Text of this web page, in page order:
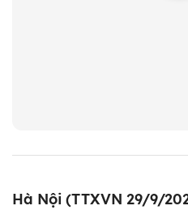
Hà Nội (TTXVN 29/9/